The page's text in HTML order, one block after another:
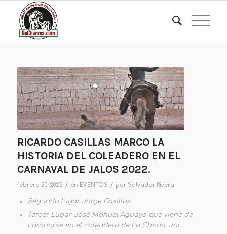
RICARDO CASILLAS MARCO LA
HISTORIA DEL COLEADERO EN EL
CARNAVAL DE JALOS 2022.
febrero 20, 2022 / en EVENTOS / por Salvador Rivera
Segundo lugar Jorge Casillas
Tercer Lugar José Manuel Aguayo que viene de
coronarse en el coleadero de La Chona, Jal.